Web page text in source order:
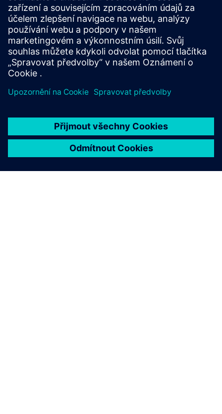
5X-Analyzer / 5 axis-accuracy
The sensor system for automatic measurement and
compensation of your 5-axis-machine geometry.
Další informace